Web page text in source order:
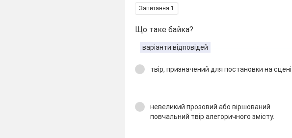
Запитання 1
Що таке байка?
варіанти відповідей
твір, призначений для постановки на сцені.
невеликий прозовий або віршований
повчальний твір алегоричного змісту.